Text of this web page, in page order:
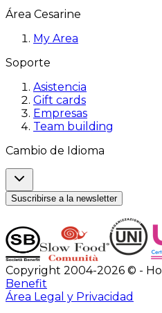
Área Cesarine
My Area
Soporte
Asistencia
Gift cards
Empresas
Team building
Cambio de Idioma
Suscribirse a la newsletter
Copyright 2004-2026 © -
Benefit
Área Legal y Privacidad